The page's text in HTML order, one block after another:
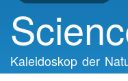
Kaleidoskop der